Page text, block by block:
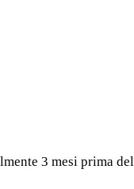
3 mesi prima